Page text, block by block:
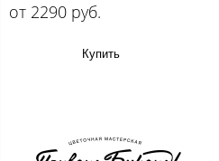
от 2290 руб.
Купить